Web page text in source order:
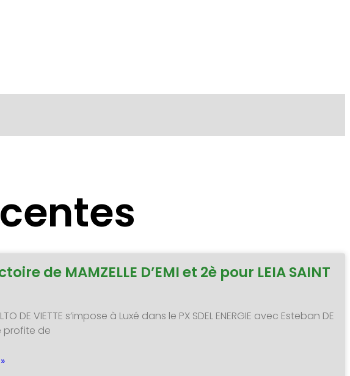
de MAMZELLE D’EMI et 2è pour LEIA SAINT
DE VIETTE s’impose à Luxé dans le PX SDEL ENERGIE avec Esteban DE
profite de